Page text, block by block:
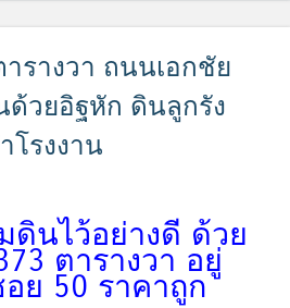
รางวา ถนนเอกชัย
วยอิฐหัก ดินลูกรัง
โรงงาน
นไว้อย่างดี ด้วย
ตารางวา อยู่
ย 50 ราคาถูก